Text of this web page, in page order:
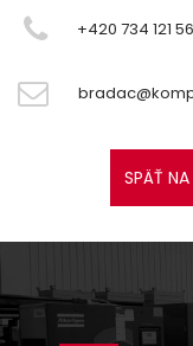
+420 734 121
SPÄŤ